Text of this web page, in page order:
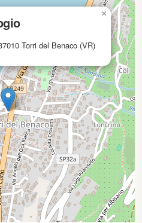
Torri del Benaco (VR)
×